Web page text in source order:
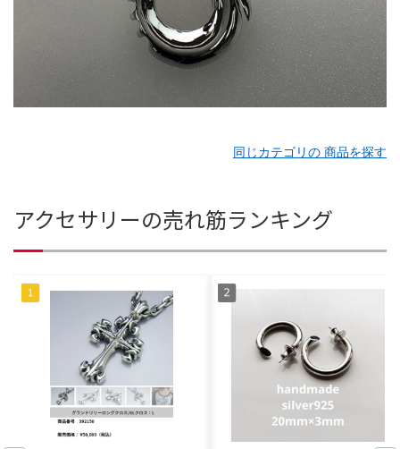
同じカテゴリの 商品を探す
アクセサリーの売れ筋ランキング